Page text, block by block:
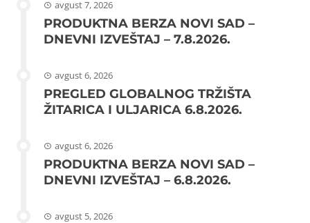
avgust 7, 2026
PRODUKTNA BERZA NOVI SAD –
DNEVNI IZVEŠTAJ – 7.8.2026.
avgust 6, 2026
PREGLED GLOBALNOG TRŽIŠTA
ŽITARICA I ULJARICA 6.8.2026.
avgust 6, 2026
PRODUKTNA BERZA NOVI SAD –
DNEVNI IZVEŠTAJ – 6.8.2026.
avgust 5, 2026